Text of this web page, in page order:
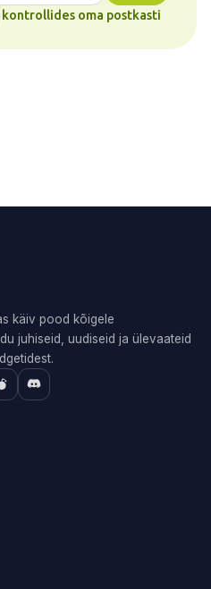
oma postkasti
käiv pood kõigele
juhiseid, uudiseid ja ülevaateid